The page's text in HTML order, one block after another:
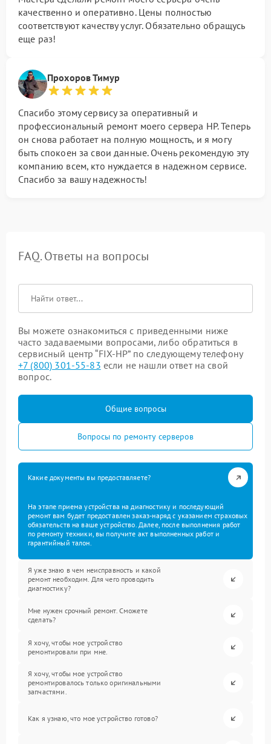
качественно и оперативно. Цены полностью
соответствуют качеству услуг. Обязательно обращусь
еще раз!
Прохоров Тимур
Спасибо этому сервису за оперативный и
профессиональный ремонт моего сервера HP. Теперь
он снова работает на полную мощность, и я могу
быть спокоен за свои данные. Очень рекомендую эту
компанию всем, кто нуждается в надежном сервисе.
Спасибо за вашу надежность!
FAQ. Ответы на вопросы
Вы можете ознакомиться с приведенными ниже
часто задаваемыми вопросами, либо обратиться в
сервисный центр “FIX-HP” по следующему телефону
+7 (800) 301-55-83 если не нашли ответ на свой
вопрос.
Общие вопросы
Вопросы по ремонту серверов
Какие документы вы предоставляете?
На этапе приема устройства на диагностику и последующий
ремонт вам будет предоставлен заказ-наряд с указанием страховых
обязательств на ваше устройство. Далее, после выполнения работ
по ремонту техники, вы получите акт выполненных работ и
гарантийный талон.
Я уже знаю в чем неисправность и какой
ремонт необходим. Для чего проводить
диагностику?
Мне нужен срочный ремонт. Сможете
сделать?
Я хочу, чтобы мое устройство
ремонтировали при мне.
Я хочу, чтобы мое устройство
ремонтировалось только оригинальными
запчастями.
Как я узнаю, что мое устройство готово?